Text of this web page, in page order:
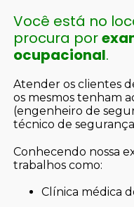
Você está no
procura por
ocupacional.
Atender os clientes
os mesmos tenham
(engenheiro de
técnico de
Conhecendo nossa
trabalhos como:
clínica médica